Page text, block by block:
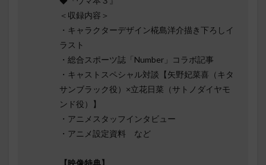
＜収録内容＞
・キャラクターデザイン椛島洋介描き下ろしイ
ラスト
・総合スポーツ誌「Number」コラボ記事
・キャストスペシャル対談【矢野妃菜喜（キタ
サンブラック役）×立花日菜（サトノダイヤモ
ンド役）】
・アニメスタッフインタビュー
・アニメ設定資料 など
【映像特典】